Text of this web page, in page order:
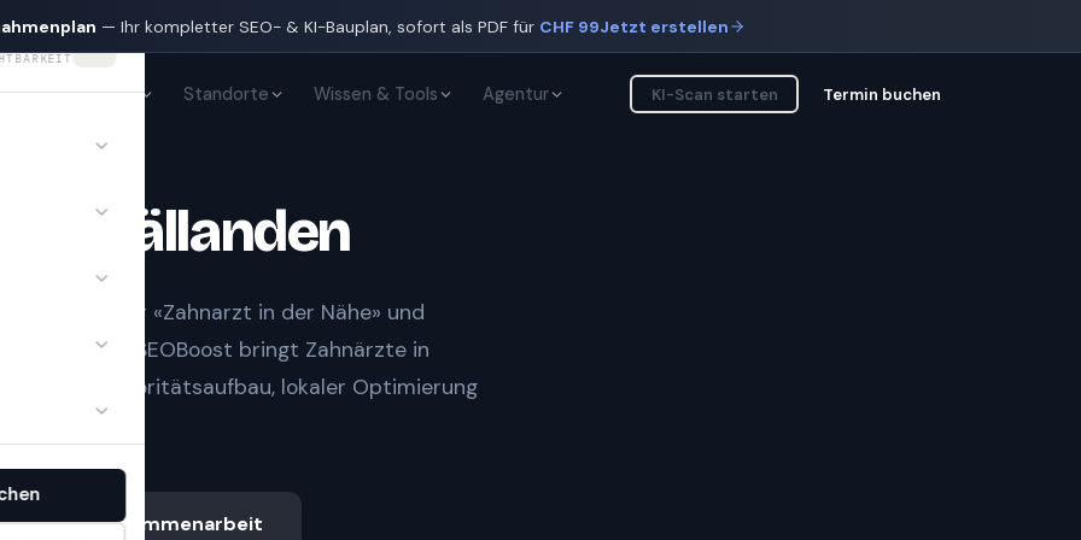
— Ihr kompletter SEO- & KI-Bauplan, sofort als PDF für CHF 99Jetzt erstellen
KI-Sichtbarkeit Standorte Wissen & Tools Agentur KI-Scan starten Termin buchen
inFällanden
Notfall» oder «Zahnarzt in der Nähe» und
Treffern.
SEOBoost bringt Zahnärzte in
Autoritätsaufbau, lokaler Optimierung
Ablauf & Zusammenarbeit